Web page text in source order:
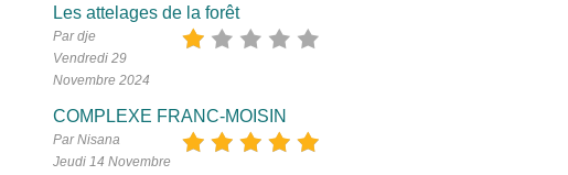
Les attelages de la forêt
Par dje
Vendredi 29
Novembre 2024
COMPLEXE FRANC-MOISIN
Par Nisana
Jeudi 14 Novembre